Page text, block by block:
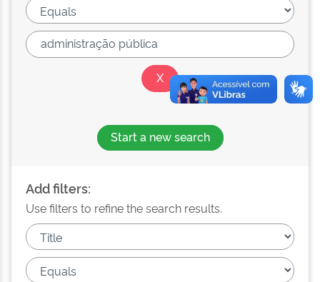
Start a new search
Add filters:
Use filters to refine the search results.